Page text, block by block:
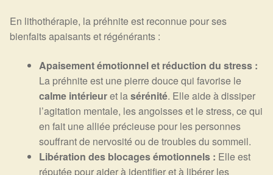
En lithothérapie, la préhnite est reconnue pour ses
bienfaits apaisants et régénérants :
Apaisement émotionnel et réduction du stress :
La préhnite est une pierre douce qui favorise le
calme intérieuret la sérénité. Elle aide à dissiper
l’agitation mentale, les angoisses et le stress, ce qui
en fait une alliée précieuse pour les personnes
souffrant de nervosité ou de troubles du sommeil.
Libération des blocages émotionnels : Elle est
réputée pour aider à identifier et à libérer les